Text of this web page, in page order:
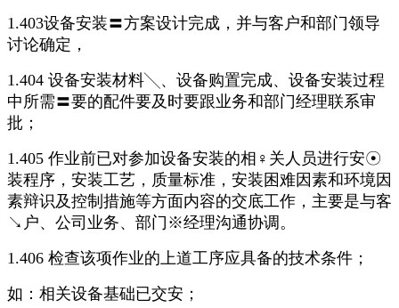
1.403设备安装〓方案设计完成，并与客户和部门领导
讨论确定，
1.404 设备安装材料╲、设备购置完成、设备安装过程
中所需〓要的配件要及时要跟业务和部门经理联系审
批；
1.405 作业前已对参加设备安装的相♀关人员进行安☉
装程序，安装工艺，质量标准，安装困难因素和环境因
素辩识及控制措施等方面内容的交底工作，主要是与客
↘户、公司业务、部门※经理沟通协调。
1.406 检查该项作业的上道工序应具备的技术条件；
如：相关设备基础已交安；